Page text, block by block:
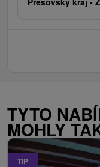
TYTO
MOHLY
TIP